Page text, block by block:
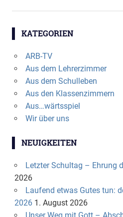
KATEGORIEN
ARB-TV
Aus dem Lehrerzimmer
Aus dem Schulleben
Aus den Klassenzimmern
Aus…wärtsspiel
Wir über uns
NEUIGKEITEN
Letzter Schultag – Ehrung
2026
Laufend etwas Gutes tun:
2026 1. August 2026